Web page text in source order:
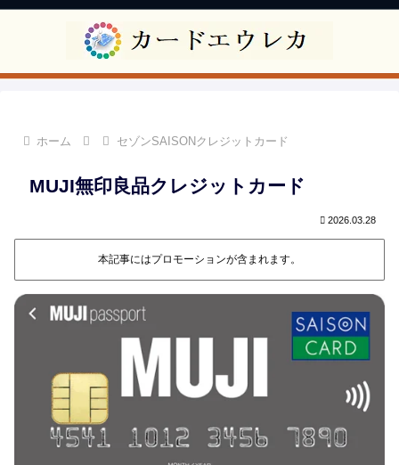
ホーム セゾンSAISONクレジットカード
MUJI無印良品クレジットカード
2026.03.28
本記事にはプロモーションが含まれます。